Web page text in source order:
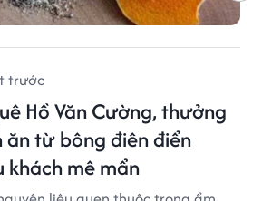
trước
Hồ Văn Cường, thưởng
từ bông điên điển
khách mê mẩn